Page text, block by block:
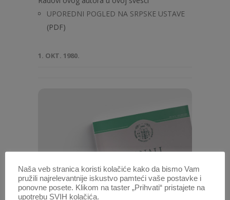
UPOREDNI POGLED NA SRPSKE USTAVE
(PDF)
1. OKT. 1980.
Naša veb stranica koristi kolačiće kako da bismo Vam
pružili najrelevantnije iskustvo pamteći vaše postavke i
ponovne posete. Klikom na taster „Prihvati“ pristajete na
upotrebu SVIH kolačića.